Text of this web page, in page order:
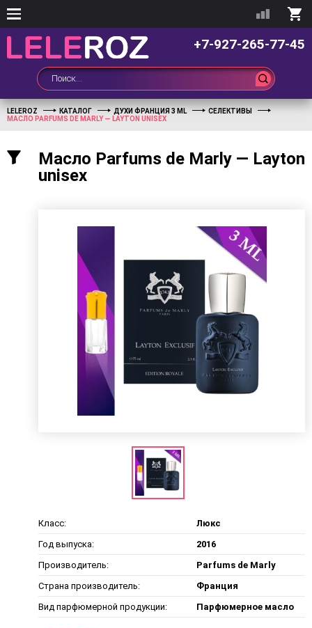
+7-927-265-77-45
LELEROZ КАТАЛОГ ДУХИ ФРАНЦИЯ 3 ML
СЕЛЕКТИВЫ
МАСЛО PARFUMS DE MARLY — LAYTON UNISEX
Масло Parfums de Marly — Layton
unisex
Класс:
Люкс
Год выпуска:
2016
Производитель:
Parfums de Marly
Страна производитель:
Франция
Вид парфюмерной продукции:
Парфюмерное масло